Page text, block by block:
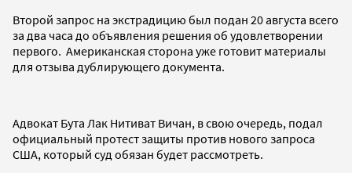
Второй запрос на экстрадицию был подан 20 августа всего
за два часа до объявления решения об удовлетворении
первого. Американская сторона уже готовит материалы
для отзыва дублирующего документа.
Адвокат Бута Лак Нитиват Вичан, в свою очередь, подал
официальный протест защиты против нового запроса
США, который суд обязан будет рассмотреть.